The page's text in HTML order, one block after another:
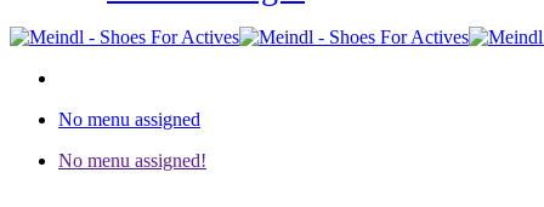
No menu assigned
No menu assigned!